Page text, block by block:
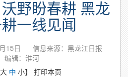
野盼春耕 黑龙
一线见闻
15日
信息来源：黑龙江日报
编辑：淮河
大 中 小】 打印本页